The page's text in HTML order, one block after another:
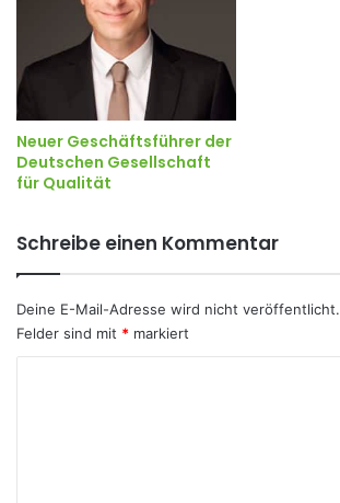
Neuer Geschäftsführer der
Deutschen Gesellschaft
für Qualität
Schreibe einen Kommentar
Deine E-Mail-Adresse wird nicht veröffentlicht.
Felder sind mit * markiert